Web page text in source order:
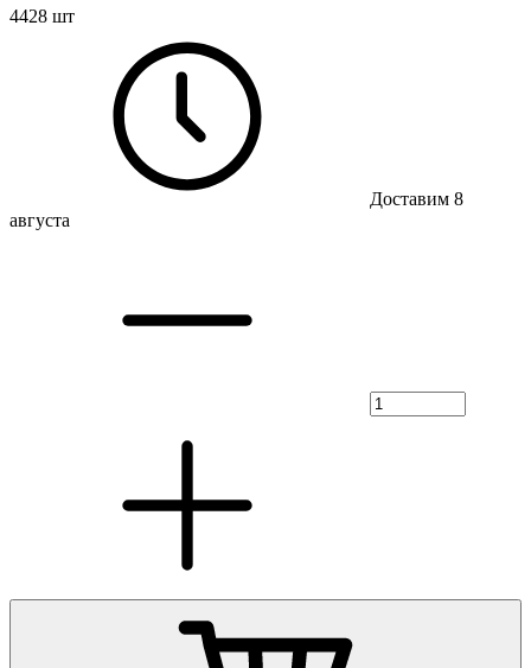
4428 шт
Доставим 8
августа